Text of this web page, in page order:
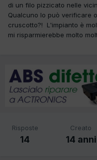
di un filo pizzicato nelle
Qualcuno lo può verificare
cruscotto?! L'impianto è
mi risparmierebbe molto
Risposte
14
Creato
14 anni